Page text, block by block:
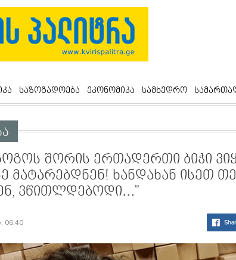
საზოგადოება ეკონომიკა სამხედრო
შორის ერთადერთი ბიჭი
მატარებდნენ! ხანდახან ისეთ
ვწითლდებოდი..."
06:40